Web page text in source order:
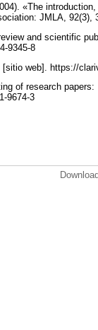
«The
JMLA,
and scientific
9345-8
web]. https://
of research
9674-3